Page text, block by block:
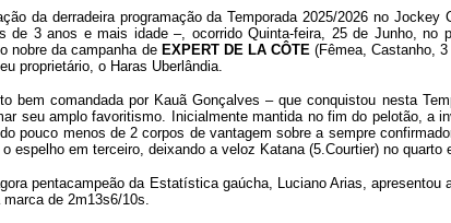
da derradeira programação da Temporada 2025/2026 no
de 3 anos e mais idade –, ocorrido Quinta-feira, 25 de Junho,
nobre da campanha de EXPERT DE LA CÔTE (Fêmea, Castanho,
proprietário, o Haras Uberlândia.
bem comandada por Kauã Gonçalves – que conquistou nesta
seu amplo favoritismo. Inicialmente mantida no fim do pelotão, a
pouco menos de 2 corpos de vantagem sobre a sempre
espelho em terceiro, deixando a veloz Katana (5.Courtier) no
pentacampeão da Estatística gaúcha, Luciano Arias, apresentou
de 2m13s6/10s.